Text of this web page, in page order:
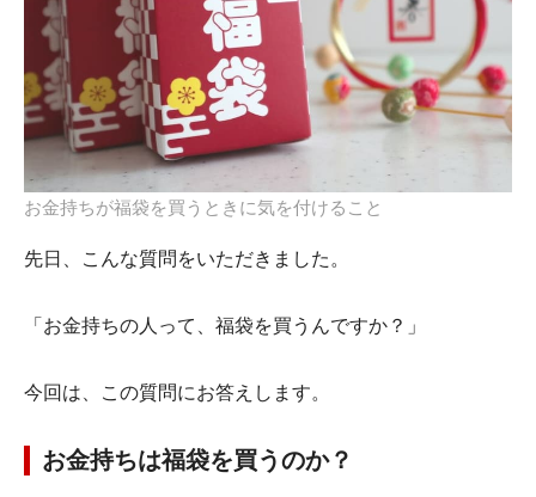
お金持ちが福袋を買うときに気を付けること
先日、こんな質問をいただきました。
「お金持ちの人って、福袋を買うんですか？」
今回は、この質問にお答えします。
お金持ちは福袋を買うのか？